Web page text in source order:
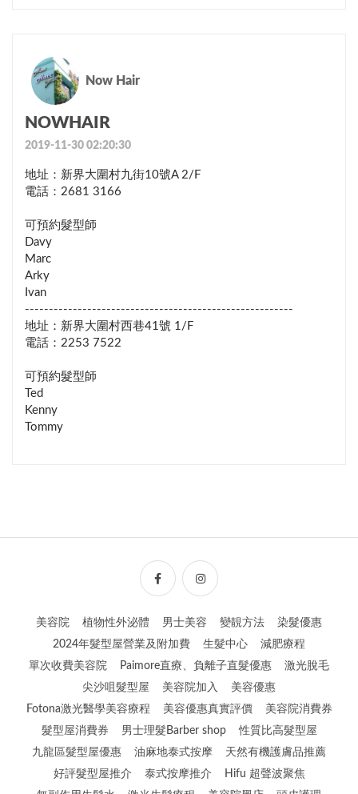
Now Hair
NOWHAIR
2019-11-30 02:20:30
地址：新界大圍村九街10號A 2/F
電話：2681 3166
可預約髮型師
Davy
Marc
Arky
Ivan
--------------------------------------------------------
地址：新界大圍村西巷41號 1/F
電話：2253 7522
可預約髮型師
Ted
Kenny
Tommy
美容院 植物性外泌體 男士美容 變靚方法
染髮優惠
2024年髮型屋營業及附加費
生髮中心
減肥療程
單次收費美容院
Paimore直療、負離子直髮優惠
激光脫毛
尖沙咀髮型屋
美容院加入
美容優惠
Fotona激光醫學美容療程
美容優惠真實評價
美容院消費券
髮型屋消費券
男士理髮Barber shop
性質比高髮型屋
九龍區髮型屋優惠
油麻地泰式按摩
天然有機護膚品推薦
好評髮型屋推介
泰式按摩推介
Hifu 超聲波聚焦